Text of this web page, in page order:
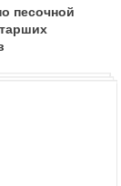
песочной